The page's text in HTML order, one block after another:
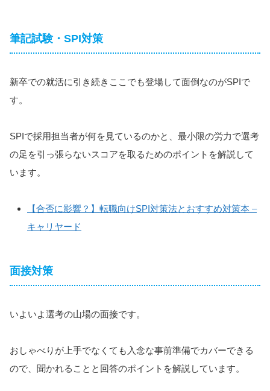
筆記試験・SPI対策
新卒での就活に引き続きここでも登場して面倒なのがSPIで
す。
SPIで採用担当者が何を見ているのかと、最小限の労力で選考
の足を引っ張らないスコアを取るためのポイントを解説して
います。
【合否に影響？】転職向けSPI対策法とおすすめ対策本 –
キャリヤード
面接対策
いよいよ選考の山場の面接です。
おしゃべりが上手でなくても入念な事前準備でカバーできる
ので、聞かれることと回答のポイントを解説しています。